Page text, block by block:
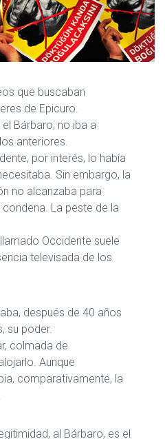
que buscaban
de Epicuro.
Bárbaro, no iba a
anteriores.
por interés, lo había
Sin embargo, la
no alcanzaba para
La peste de la
Occidente suele
televisada de los
después de 40 años
su poder.
colmada de
Aunque
comparativamente, la
al Bárbaro, es el